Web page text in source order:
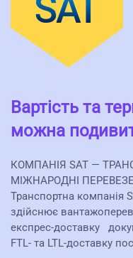
Вартість та
можна
КОМПАНІЯ SAT —
МІЖНАРОДНІ
Транспортна компанія
здійснює
експрес-доставку
FTL- ​​та LTL-доставку